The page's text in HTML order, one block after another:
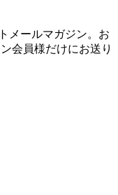
メールマガジン。お
会員様だけにお送り